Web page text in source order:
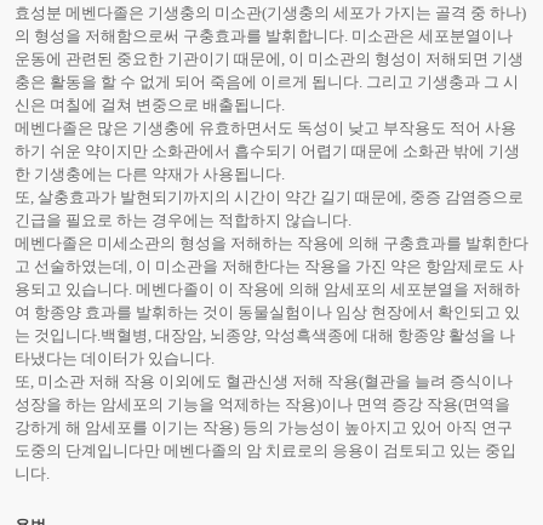
효성분 메벤다졸은 기생충의 미소관(기생충의 세포가 가지는 골격 중 하나)
의 형성을 저해함으로써 구충효과를 발휘합니다. 미소관은 세포분열이나
운동에 관련된 중요한 기관이기 때문에, 이 미소관의 형성이 저해되면 기생
충은 활동을 할 수 없게 되어 죽음에 이르게 됩니다. 그리고 기생충과 그 시
신은 며칠에 걸쳐 변중으로 배출됩니다.
메벤다졸은 많은 기생충에 유효하면서도 독성이 낮고 부작용도 적어 사용
하기 쉬운 약이지만 소화관에서 흡수되기 어렵기 때문에 소화관 밖에 기생
한 기생충에는 다른 약재가 사용됩니다.
또, 살충효과가 발현되기까지의 시간이 약간 길기 때문에, 중증 감염증으로
긴급을 필요로 하는 경우에는 적합하지 않습니다.
메벤다졸은 미세소관의 형성을 저해하는 작용에 의해 구충효과를 발휘한다
고 선술하였는데, 이 미소관을 저해한다는 작용을 가진 약은 항암제로도 사
용되고 있습니다. 메벤다졸이 이 작용에 의해 암세포의 세포분열을 저해하
여 항종양 효과를 발휘하는 것이 동물실험이나 임상 현장에서 확인되고 있
는 것입니다.백혈병, 대장암, 뇌종양, 악성흑색종에 대해 항종양 활성을 나
타냈다는 데이터가 있습니다.
또, 미소관 저해 작용 이외에도 혈관신생 저해 작용(혈관을 늘려 증식이나
성장을 하는 암세포의 기능을 억제하는 작용)이나 면역 증강 작용(면역을
강하게 해 암세포를 이기는 작용) 등의 가능성이 높아지고 있어 아직 연구
도중의 단계입니다만 메벤다졸의 암 치료로의 응용이 검토되고 있는 중입
니다.